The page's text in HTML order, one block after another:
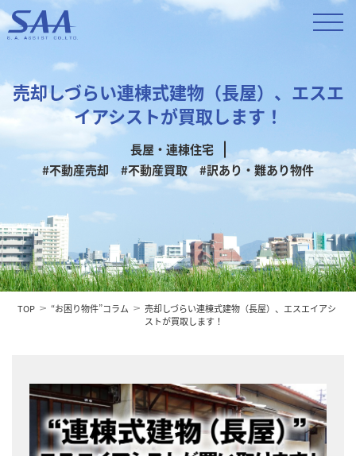
売却しづらい連棟式建物（長屋）、エスエ
イアシストが買取します！
長屋・連棟住宅
#不動産売却
#不動産買取 #訳あり・難あり物件
TOP “お困り物件”コラム
売却しづらい連棟式建物（長屋）、エスエイアシ
ストが買取します！